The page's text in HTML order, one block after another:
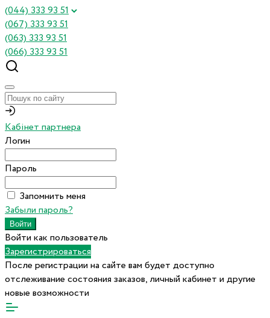
(044) 333 93 51
(067) 333 93 51
(063) 333 93 51
(066) 333 93 51
Кабінет партнера
Логин
Пароль
Запомнить меня
Забыли пароль?
Войти как пользователь
Зарегистрироваться
После регистрации на сайте вам будет доступно
отслеживание состояния заказов, личный кабинет и другие
новые возможности